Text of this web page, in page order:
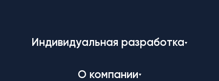
Индивидуальная разработка
О компании